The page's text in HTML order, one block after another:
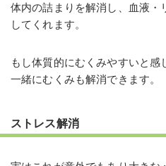
体内の詰まりを解消し、血液・
してくれます。
もし体質的にむくみやすいと感
一緒にむくみも解消できます。
ストレス解消